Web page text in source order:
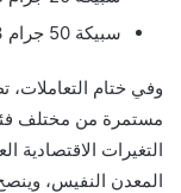
سبيكة 50 جرام 5163 دينار، بما يعادل 7271 دولار.
وفي ختام
مستمرة من مختلف
التغيرات الاقتصادية
المعدن النفيس، وينصح